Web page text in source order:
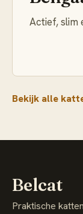
Actief, slim
Bekijk alle
Belcat
Praktische